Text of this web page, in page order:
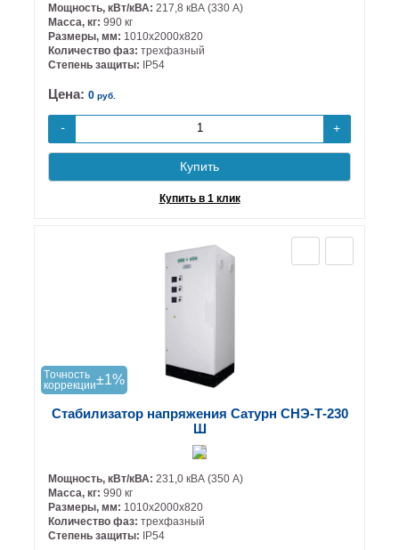
Мощность, кВт/кВА: 217,8 кВА (330 А)
Масса, кг: 990 кг
Размеры, мм: 1010х2000х820
Количество фаз: трехфазный
Степень защиты: IP54
Цена: 0 руб.
- +
Купить
Купить в 1 клик
Tочность
коррекции±1%
Стабилизатор напряжения Сатурн СНЭ-Т-230
Ш
Мощность, кВт/кВА: 231,0 кВА (350 А)
Масса, кг: 990 кг
Размеры, мм: 1010х2000х820
Количество фаз: трехфазный
Степень защиты:
IP54